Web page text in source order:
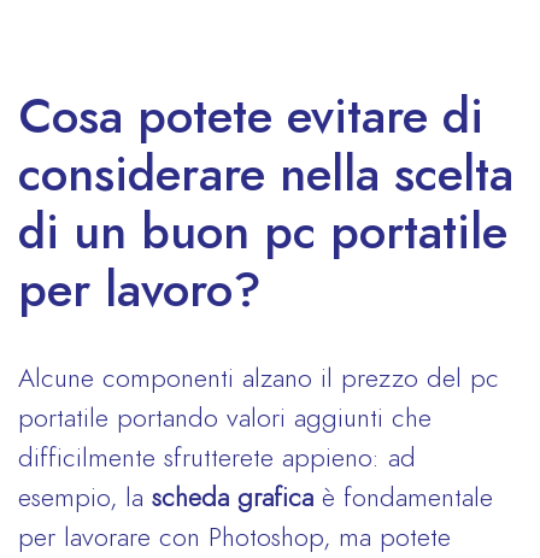
Cosa potete evitare di
considerare nella scelta
di un buon pc portatile
per lavoro?
Alcune componenti alzano il prezzo del pc
portatile portando valori aggiunti che
difficilmente sfrutterete appieno: ad
esempio, la scheda grafica è fondamentale
per lavorare con Photoshop, ma potete